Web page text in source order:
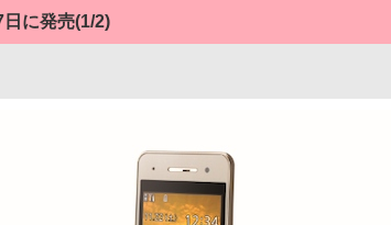
日に発売(1/2)